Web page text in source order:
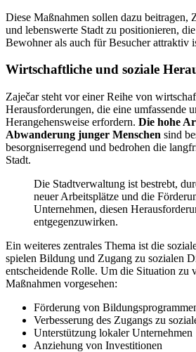
Diese Maßnahmen sollen dazu beitragen,
und lebenswerte Stadt zu positionieren,
Bewohner als auch für Besucher attraktiv
Wirtschaftliche und soziale
Zaječar steht vor einer Reihe von
Herausforderungen, die eine umfassende
Herangehensweise erfordern. Die hohe
Abwanderung junger Menschen sind
besorgniserregend und bedrohen die
Stadt.
Die Stadtverwaltung ist bestrebt,
neuer Arbeitsplätze und die
Unternehmen, diesen
entgegenzuwirken.
Ein weiteres zentrales Thema ist die
spielen Bildung und Zugang zu sozialen
entscheidende Rolle. Um die Situation zu
Maßnahmen vorgesehen:
Förderung von
Verbesserung des Zugangs zu
Unterstützung lokaler Unternehmen
Anziehung von Investitionen